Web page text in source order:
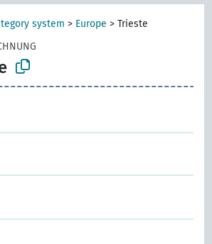
system > Europe >Trieste